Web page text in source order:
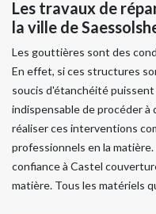
Les travaux de
la ville de
Les gouttières sont des
En effet, si ces structures
soucis d'étanchéité puissent
indispensable de procéder
réaliser ces interventions
professionnels en la
confiance à Castel
matière. Tous les matériels